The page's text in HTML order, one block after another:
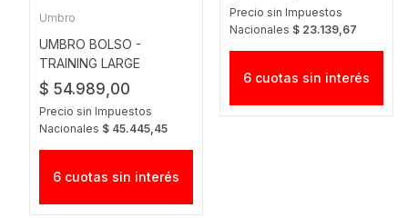
Umbro
UMBRO BOLSO -
TRAINING LARGE
HOLDALL AZUL-BLANCO
$ 54.989,00
Precio sin Impuestos
Nacionales $ 45.445,45
6 cuotas sin interés
Precio sin Impuestos
Nacionales $ 23.139,67
6 cuotas sin interés